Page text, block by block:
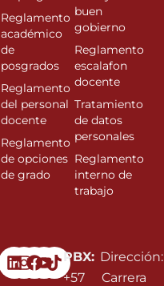
Linkedin
Instagram
Facebook
Youtube
PBX:
+57
Dirección:
Carrera
Reglamento
académico
de
posgrados
Reglamento
del personal
docente
Reglamento
de opciones
de grado
buen
gobierno
Reglamento
escalafon
docente
Tratamiento
de datos
personales
Reglamento
interno de
trabajo